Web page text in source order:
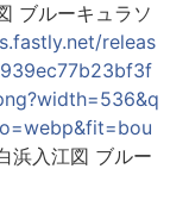
ブルーキュラソ
releas
浜入江図 ブルー